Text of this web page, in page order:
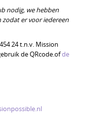
nodig, we hebben
er voor iedereen
24 t.n.v. Mission
de QRcode.ofde